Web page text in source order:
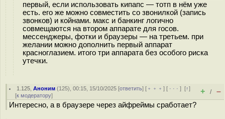
первый, если использовать кипапс — тотп в нём уже
есть. его же можно совместить со звонилкой (запись
звонков) и койнами. макс и банкинг логично
совмещаются на втором аппарате для госов.
мессенджеры, фотки и браузеры — на третьем. при
желании можно дополнить первый аппарат
красноглазием. итого три аппарата без особого риска
утечки.
1.125 ,Аноним (125), 00:15, 15/10/2025 [ответить] [ ﹢﹢﹢] [ · · ·][↑]
[к модератору] + / –
Интересно, а в браузере через айфреймы сработает?